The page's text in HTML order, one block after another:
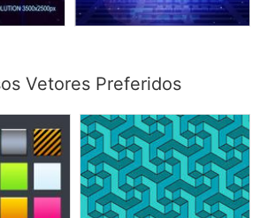
Vetores Preferidos